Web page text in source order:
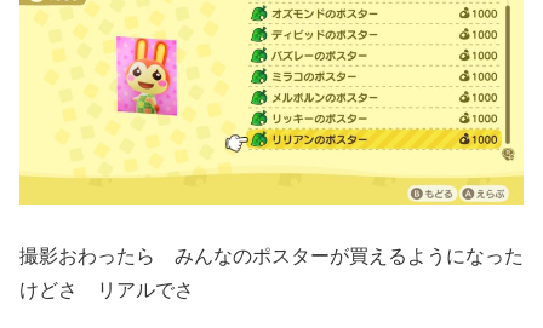
撮影おわったら みんなのポスターが買えるようになった
けどさ リアルでさ